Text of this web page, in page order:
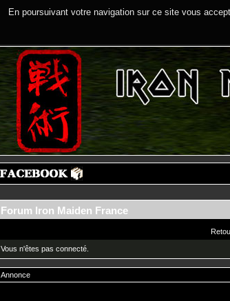
En poursuivant votre navigation sur ce site vous
Forum Iron Maiden France
Vous n'êtes pas connecté.
Annonce